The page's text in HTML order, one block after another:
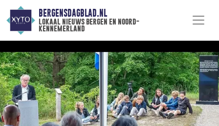
BERGENSDAGBLAD.NL
lokaal nieuws bergen en noord-
kennemerland